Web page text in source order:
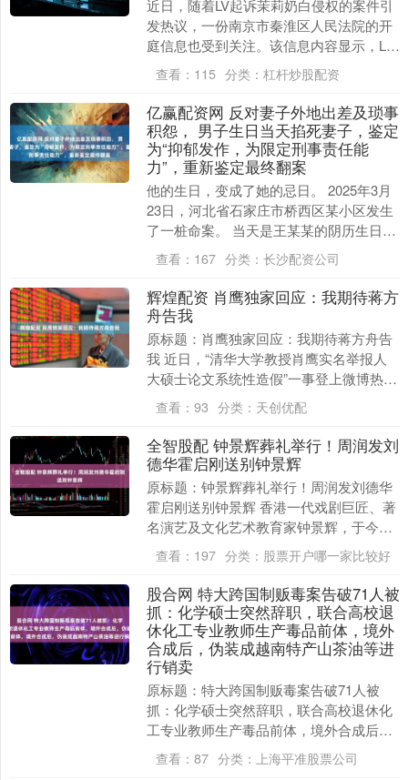
近日，随着LV起诉茉莉奶白侵权的案件引
发热议，一份南京市秦淮区人民法院的开
庭信息也受到关注。该信息内容显示，LV
去年曾以商标权权属、侵权纠纷为由提起
诉讼，南京某....
查看： 115 分类： 杠杆炒股配资
亿赢配资网 反对妻子外地出差及琐事
积怨， 男子生日当天掐死妻子，鉴定
为“抑郁发作，为限定刑事责任能
力”，重新鉴定最终翻案
他的生日，变成了她的忌日。 2025年3月
23日，河北省石家庄市桥西区某小区发生
了一桩命案。 当天是王某某的阴历生日，
妻子和儿子在家里为他庆生。三人吃完蛋
糕，王....
查看： 167 分类： 长沙配资公司
辉煌配资 肖鹰独家回应：我期待蒋方
舟告我
原标题：肖鹰独家回应：我期待蒋方舟告
我 近日，“清华大学教授肖鹰实名举报人
大硕士论文系统性造假”一事登上微博热
搜。7月4日，青年作家蒋方舟在其个人社
交平台发文，....
查看： 93 分类： 天创优配
全智股配 钟景辉葬礼举行！周润发刘
德华霍启刚送别钟景辉
原标题：钟景辉葬礼举行！周润发刘德华
霍启刚送别钟景辉 香港一代戏剧巨匠、著
名演艺及文化艺术教育家钟景辉，于今年6
月3日在家中安详离世，享寿89岁。今日
（7月4日....
查看： 197 分类： 股票开户哪一家比较好
股合网 特大跨国制贩毒案告破71人被
抓：化学硕士突然辞职，联合高校退
休化工专业教师生产毒品前体，境外
合成后，伪装成越南特产山茶油等进
行销卖
原标题：特大跨国制贩毒案告破71人被
抓：化学硕士突然辞职，联合高校退休化
工专业教师生产毒品前体，境外合成后，
伪装成越南特产山茶油等进行销卖 从一条
可疑化学品购买....
查看： 87 分类： 上海平准股票公司